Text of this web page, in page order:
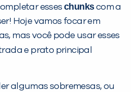
esses chunkscom a
Hoje vamos focar em
mas você pode usar esses
e prato principal
algumas sobremesas, ou